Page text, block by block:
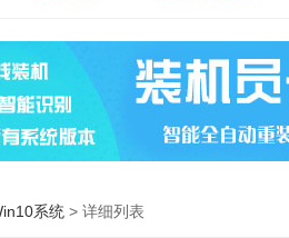
系统 > 详细列表